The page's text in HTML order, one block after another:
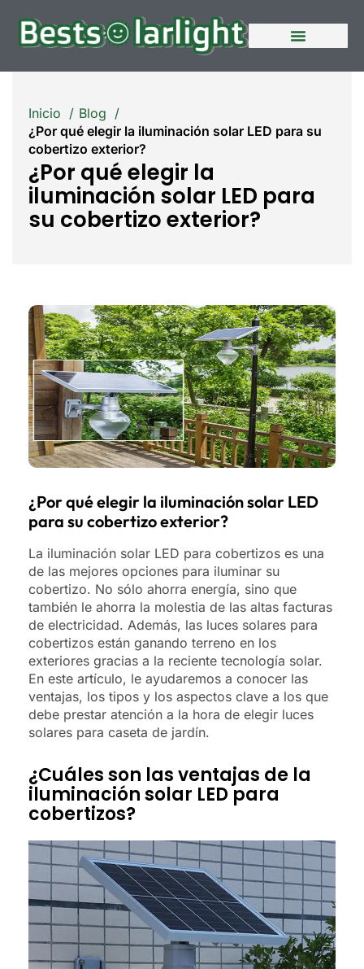
Inicio
Blog
¿Por qué elegir la iluminación solar LED para su
cobertizo exterior?
¿Por qué elegir la
iluminación solar LED para
su cobertizo exterior?
¿Por qué elegir la iluminación solar LED
para su cobertizo exterior?
La iluminación solar LED para cobertizos es una
de las mejores opciones para iluminar su
cobertizo. No sólo ahorra energía, sino que
también le ahorra la molestia de las altas facturas
de electricidad. Además, las luces solares para
cobertizos están ganando terreno en los
exteriores gracias a la reciente tecnología solar.
En este artículo, le ayudaremos a conocer las
ventajas, los tipos y los aspectos clave a los que
debe prestar atención a la hora de elegir luces
solares para caseta de jardín.
¿Cuáles son las ventajas de la
iluminación solar LED para
cobertizos?